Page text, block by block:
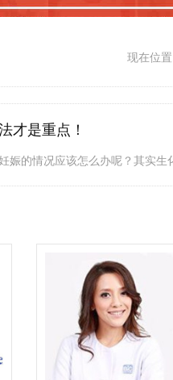
现在位
才是重点！
娠的情况应该怎么办呢？其实